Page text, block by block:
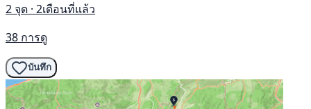
2 จุด · 2เดือนที่แล้ว
38 การดู
บันทึก